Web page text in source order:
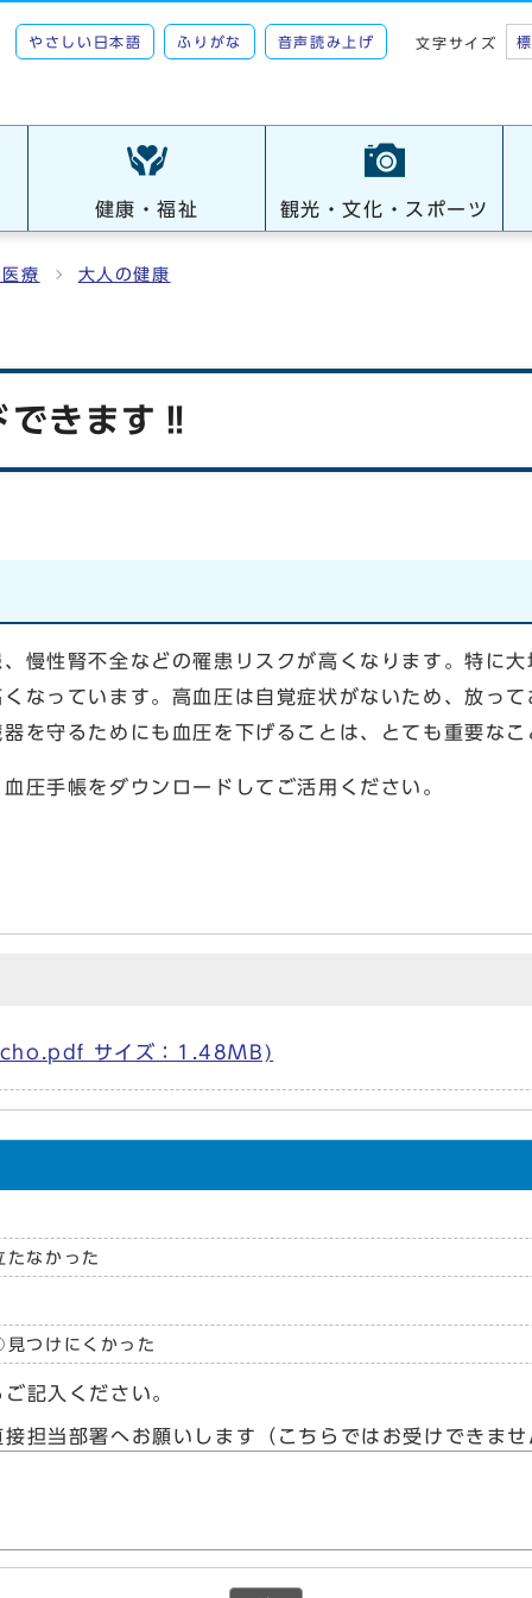
やさしい日本語 ふりがな 音声読み上げ 文字サイズ
健康・福祉 観光・文化・スポーツ
療 大人の健康
できます‼
慢性腎不全などの罹患リスクが高くなります。特に
なっています。高血圧は自覚症状がないため、放っ
を守るためにも血圧を下げることは、とても重要な
圧手帳をダウンロードしてご活用ください。
サイズ：1.48MB)
たなかった
見つけにくかった
記入ください。
担当部署へお願いします（こちらではお受けできま